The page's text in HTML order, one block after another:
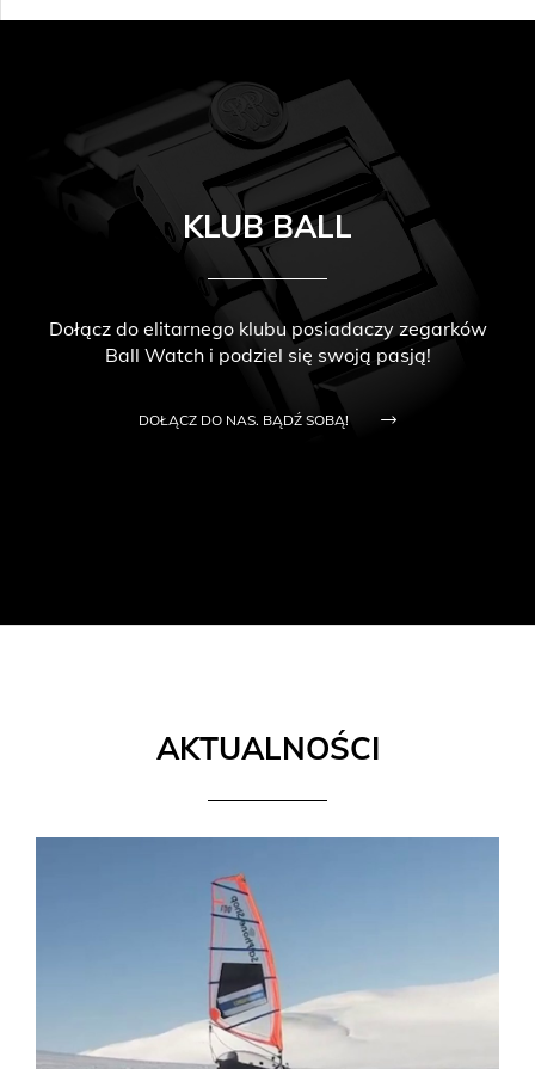
KLUB BALL
Dołącz do elitarnego klubu posiadaczy zegarków
Ball Watch i podziel się swoją pasją!
DOŁĄCZ DO NAS. BĄDŹ SOBĄ!
AKTUALNOŚCI